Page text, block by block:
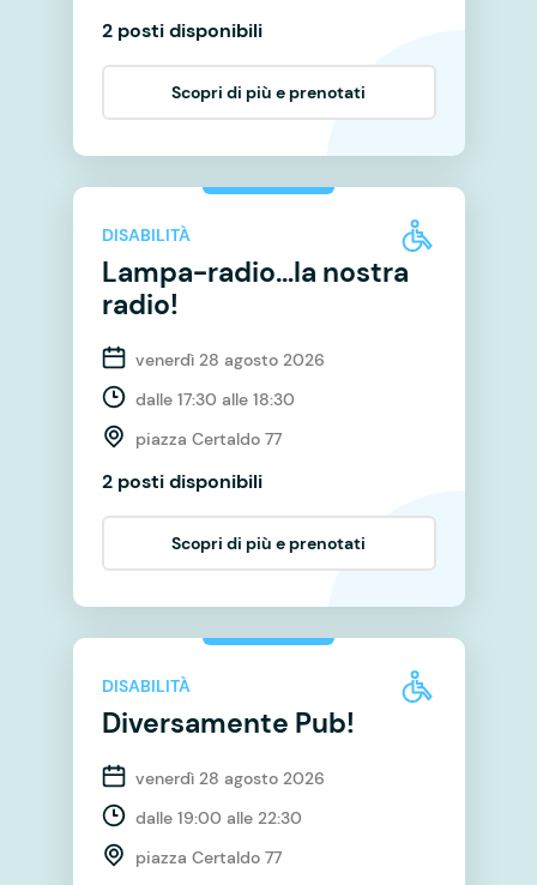
2 posti disponibili
Scopri di più e prenotati
DISABILITÀ
Lampa-radio…la nostra
radio!
venerdì 28 agosto 2026
dalle 17:30 alle 18:30
piazza Certaldo 77
2 posti disponibili
Scopri di più e prenotati
DISABILITÀ
Diversamente Pub!
venerdì 28 agosto 2026
dalle 19:00 alle 22:30
piazza Certaldo 77